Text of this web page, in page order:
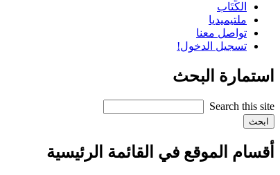
الكًتَاب
ملتيميديا
تواصل معنا
تسجيل الدخول!
استمارة البحث
أقسام الموقع في القائمة الرئيسية